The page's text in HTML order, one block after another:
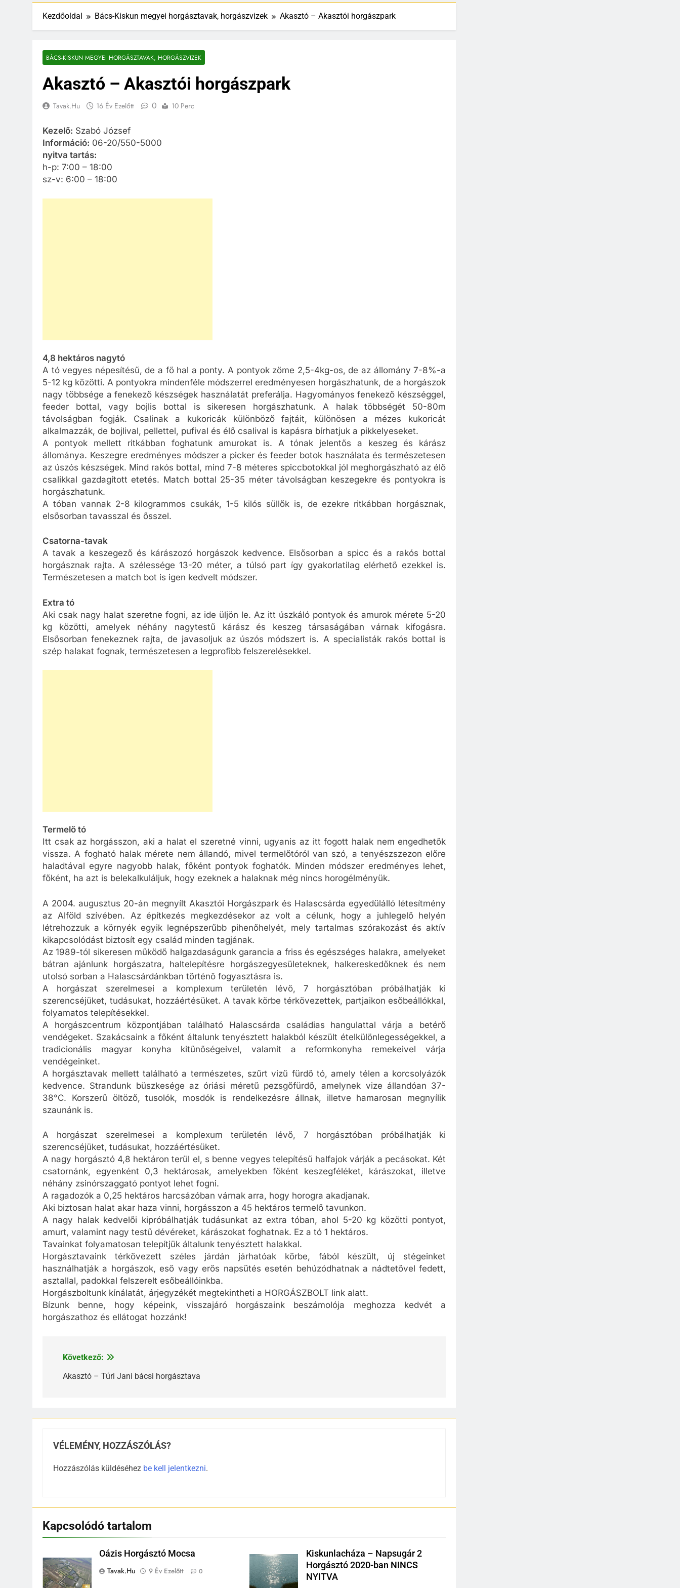
Kezdőoldal Bács-Kiskun megyei horgásztavak, horgászvizek Akasztó – Akasztói horgászpark
BÁCS-KISKUN MEGYEI HORGÁSZTAVAK, HORGÁSZVIZEK
Akasztó – Akasztói horgászpark
Tavak.hu 16 Év Ezelőtt 0 10 Perc
Kezelő: Szabó József
Információ: 06-20/550-5000
nyitva tartás:
h-p: 7:00 – 18:00
sz-v: 6:00 – 18:00
4,8 hektáros nagytó
A tó vegyes népesítésű, de a fő hal a ponty. A pontyok zöme 2,5-4kg-os, de az állomány 7-8%-a
5-12 kg közötti. A pontyokra mindenféle módszerrel eredményesen horgászhatunk, de a horgászok
nagy többsége a fenekező készségek használatát preferálja. Hagyományos fenekező készséggel,
feeder bottal, vagy bojlis bottal is sikeresen horgászhatunk. A halak többségét 50-80m
távolságban fogják. Csalinak a kukoricák különböző fajtáit, különösen a mézes kukoricát
alkalmazzák, de bojlival, pellettel, pufival és élő csalival is kapásra bírhatjuk a pikkelyeseket.
A pontyok mellett ritkábban foghatunk amurokat is. A tónak jelentős a keszeg és kárász
állománya. Keszegre eredményes módszer a picker és feeder botok használata és természetesen
az úszós készségek. Mind rakós bottal, mind 7-8 méteres spiccbotokkal jól meghorgászható az élő
csalikkal gazdagított etetés. Match bottal 25-35 méter távolságban keszegekre és pontyokra is
horgászhatunk.
A tóban vannak 2-8 kilogrammos csukák, 1-5 kilós süllők is, de ezekre ritkábban horgásznak,
elsősorban tavasszal és ősszel.
Csatorna-tavak
A tavak a keszegező és kárászozó horgászok kedvence. Elsősorban a spicc és a rakós bottal
horgásznak rajta. A szélessége 13-20 méter, a túlsó part így gyakorlatilag elérhető ezekkel is.
Természetesen a match bot is igen kedvelt módszer.
Extra tó
Aki csak nagy halat szeretne fogni, az ide üljön le. Az itt úszkáló pontyok és amurok mérete 5-20
kg közötti, amelyek néhány nagytestű kárász és keszeg társaságában várnak kifogásra.
Elsősorban fenekeznek rajta, de javasoljuk az úszós módszert is. A specialisták rakós bottal is
szép halakat fognak, természetesen a legprofibb felszerelésekkel.
Termelő tó
Itt csak az horgásszon, aki a halat el szeretné vinni, ugyanis az itt fogott halak nem engedhetők
vissza. A fogható halak mérete nem állandó, mivel termelőtóról van szó, a tenyészszezon előre
haladtával egyre nagyobb halak, főként pontyok foghatók. Minden módszer eredményes lehet,
főként, ha azt is belekalkuláljuk, hogy ezeknek a halaknak még nincs horogélményük.
A 2004. augusztus 20-án megnyílt Akasztói Horgászpark és Halascsárda egyedülálló létesítmény
az Alföld szívében. Az építkezés megkezdésekor az volt a célunk, hogy a juhlegelő helyén
létrehozzuk a környék egyik legnépszerűbb pihenőhelyét, mely tartalmas szórakozást és aktív
kikapcsolódást biztosít egy család minden tagjának.
Az 1989-tól sikeresen működő halgazdaságunk garancia a friss és egészséges halakra, amelyeket
bátran ajánlunk horgászatra, haltelepítésre horgászegyesületeknek, halkereskedőknek és nem
utolsó sorban a Halascsárdánkban történő fogyasztásra is.
A horgászat szerelmesei a komplexum területén lévő, 7 horgásztóban próbálhatják ki
szerencséjüket, tudásukat, hozzáértésüket. A tavak körbe térkövezettek, partjaikon esőbeállókkal,
folyamatos telepítésekkel.
A horgászcentrum központjában található Halascsárda családias hangulattal várja a betérő
vendégeket. Szakácsaink a főként általunk tenyésztett halakból készült ételkülönlegességekkel, a
tradicionális magyar konyha kitűnőségeivel, valamit a reformkonyha remekeivel várja
vendégeinket.
A horgásztavak mellett található a természetes, szűrt vizű fürdő tó, amely télen a korcsolyázók
kedvence. Strandunk büszkesége az óriási méretű pezsgőfürdő, amelynek vize állandóan 37-
38°C. Korszerű öltöző, tusolók, mosdók is rendelkezésre állnak, illetve hamarosan megnyílik
szaunánk is.
A horgászat szerelmesei a komplexum területén lévő, 7 horgásztóban próbálhatják ki
szerencséjüket, tudásukat, hozzáértésüket.
A nagy horgásztó 4,8 hektáron terül el, s benne vegyes telepítésű halfajok várják a pecásokat. Két
csatornánk, egyenként 0,3 hektárosak, amelyekben főként keszegféléket, kárászokat, illetve
néhány zsinórszaggató pontyot lehet fogni.
A ragadozók a 0,25 hektáros harcsázóban várnak arra, hogy horogra akadjanak.
Aki biztosan halat akar haza vinni, horgásszon a 45 hektáros termelő tavunkon.
A nagy halak kedvelői kipróbálhatják tudásunkat az extra tóban, ahol 5-20 kg közötti pontyot,
amurt, valamint nagy testű dévéreket, kárászokat foghatnak. Ez a tó 1 hektáros.
Tavainkat folyamatosan telepítjük általunk tenyésztett halakkal.
Horgásztavaink térkövezett széles járdán járhatóak körbe, fából készült, új stégeinket
használhatják a horgászok, eső vagy erős napsütés esetén behúzódhatnak a nádtetővel fedett,
asztallal, padokkal felszerelt esőbeállóinkba.
Horgászboltunk kínálatát, árjegyzékét megtekintheti a HORGÁSZBOLT link alatt.
Bízunk benne, hogy képeink, visszajáró horgászaink beszámolója meghozza kedvét a
horgászathoz és ellátogat hozzánk!
Bejegyzés
navigáció
Következő:
Akasztó – Túri Jani bácsi horgásztava
VÉLEMÉNY, HOZZÁSZÓLÁS?
Hozzászólás küldéséhez be kell jelentkezni.
Kapcsolódó tartalom
Oázis Horgásztó Mocsa
Tavak.hu
9 Év Ezelőtt 0
Kiskunlacháza – Napsugár 2
Horgásztó 2020-ban NINCS
NYITVA